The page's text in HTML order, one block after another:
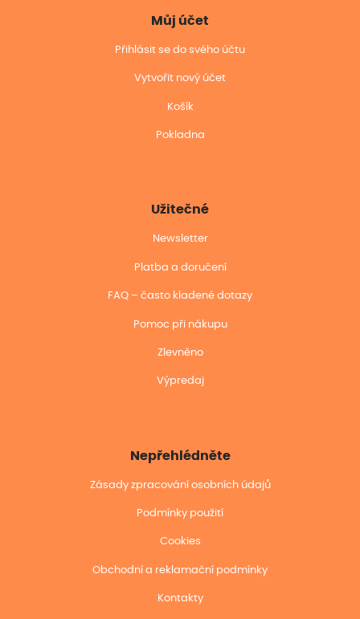
Můj účet
Přihlásit se do svého účtu
Vytvořit nový účet
Košík
Pokladna
Užitečné
Newsletter
Platba a doručení
FAQ – často kladené dotazy
Pomoc při nákupu
Zlevněno
Výpredaj
Nepřehlédněte
Zásady zpracování osobních údajů
Podmínky použití
Cookies
Obchodní a reklamační podmínky
Kontakty